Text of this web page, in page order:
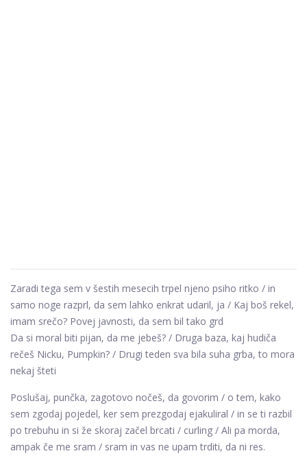
Zaradi tega sem v šestih mesecih trpel njeno psiho ritko / in
samo noge razprl, da sem lahko enkrat udaril, ja / Kaj boš rekel,
imam srečo? Povej javnosti, da sem bil tako grd
Da si moral biti pijan, da me jebeš? / Druga baza, kaj hudiča
rečeš Nicku, Pumpkin? / Drugi teden sva bila suha grba, to mora
nekaj šteti
Poslušaj, punčka, zagotovo nočeš, da govorim / o tem, kako
sem zgodaj pojedel, ker sem prezgodaj ejakuliral / in se ti razbil
po trebuhu in si že skoraj začel brcati / curling / Ali pa morda,
ampak če me sram / sram in vas ne upam trditi, da ni res.